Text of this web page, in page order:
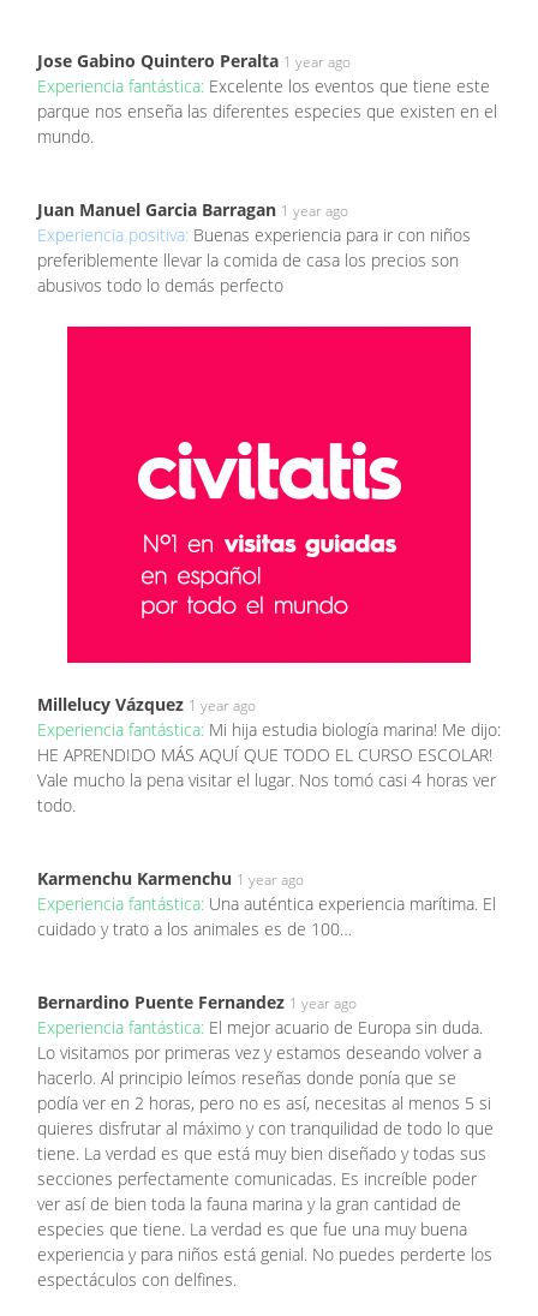
Jose Gabino Quintero Peralta 1 year ago
Experiencia fantástica: Excelente los eventos que tiene este
parque nos enseña las diferentes especies que existen en el
mundo.
Juan Manuel Garcia Barragan 1 year ago
Experiencia positiva: Buenas experiencia para ir con niños
preferiblemente llevar la comida de casa los precios son
abusivos todo lo demás perfecto
Millelucy Vázquez 1 year ago
Experiencia fantástica: Mi hija estudia biología marina! Me dijo:
HE APRENDIDO MÁS AQUÍ QUE TODO EL CURSO ESCOLAR!
Vale mucho la pena visitar el lugar. Nos tomó casi 4 horas ver
todo.
Karmenchu Karmenchu 1 year ago
Experiencia fantástica: Una auténtica experiencia marítima. El
cuidado y trato a los animales es de 100…
Bernardino Puente Fernandez 1 year ago
Experiencia fantástica: El mejor acuario de Europa sin duda.
Lo visitamos por primeras vez y estamos deseando volver a
hacerlo. Al principio leímos reseñas donde ponía que se
podía ver en 2 horas, pero no es así, necesitas al menos 5 si
quieres disfrutar al máximo y con tranquilidad de todo lo que
tiene. La verdad es que está muy bien diseñado y todas sus
secciones perfectamente comunicadas. Es increíble poder
ver así de bien toda la fauna marina y la gran cantidad de
especies que tiene. La verdad es que fue una muy buena
experiencia y para niños está genial. No puedes perderte los
espectáculos con delfines.